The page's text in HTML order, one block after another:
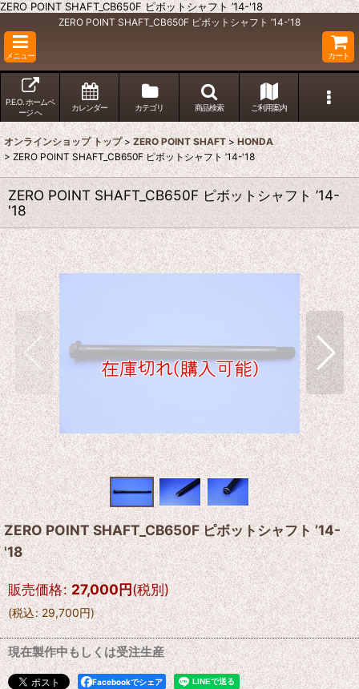
ZERO POINT SHAFT_CB650F ピボットシャフト ’14-'18
ZERO POINT SHAFT_CB650F ピボットシャフト ’14-'18
メニュー カート
P.E.O. ホームペ
ージ へ
カレンダー カテゴリ 商品検索 ご利用案内
オンラインショップ トップ > ZERO POINT SHAFT > HONDA
> ZERO POINT SHAFT_CB650F ピボットシャフト ’14-'18
ZERO POINT SHAFT_CB650F ピボットシャフト ’14-
'18
ZERO POINT SHAFT_CB650F ピボットシャフト ’14-
'18
販売価格: 27,000円(税別)
(税込: 29,700円)
現在製作中もしくは受注生産
Facebookでシェア